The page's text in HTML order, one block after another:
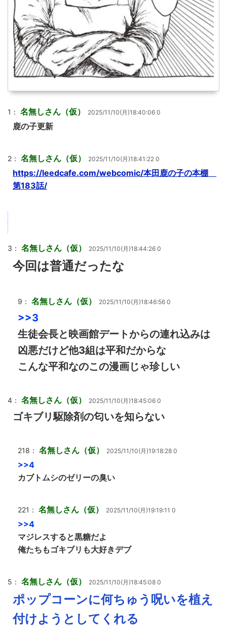
1： 名無しさん（仮） 2025/11/10(月)18:40:06 0
鹿の子更新
2： 名無しさん（仮） 2025/11/10(月)18:41:22 0
https://leedcafe.com/webcomic/本田鹿の子の本棚
第183話/
3： 名無しさん（仮） 2025/11/10(月)18:44:26 0
今回は普通だったな
9： 名無しさん（仮） 2025/11/10(月)18:46:56 0
>>3
生徒会長と映画館デートからの連れ込みは
凶悪だけど他3組は平和だからな
こんな平和なのこの漫画じゃ珍しい
4： 名無しさん（仮） 2025/11/10(月)18:45:06 0
ゴキブリ駆除剤の匂いを知らない
218： 名無しさん（仮） 2025/11/10(月)19:18:28 0
>>4
カブトムシのゼリーの臭い
221： 名無しさん（仮） 2025/11/10(月)19:19:11 0
>>4
マジレスすると黒糖だよ
俺たちもゴキブリも大好きデブ
5： 名無しさん（仮） 2025/11/10(月)18:45:08 0
ポップコーンに何ちゅう呪いを植え
付けようとしてくれる